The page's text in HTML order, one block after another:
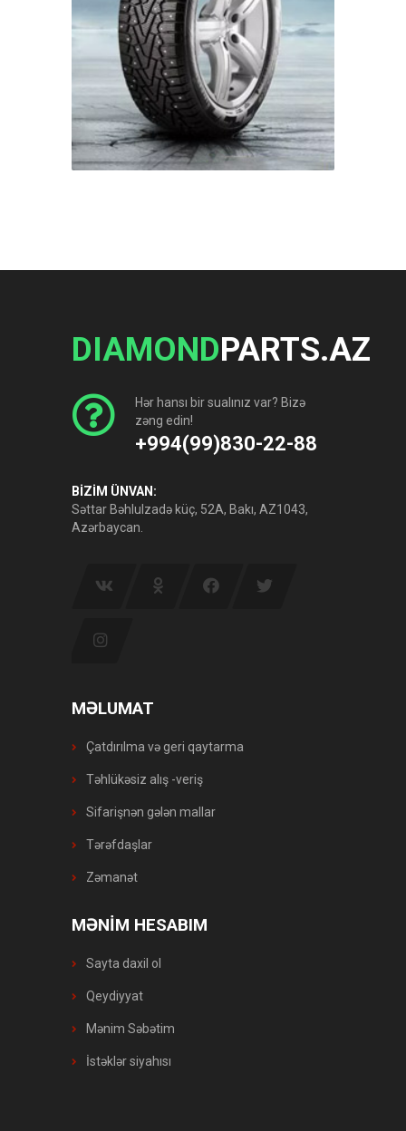
DIAMONDPARTS.AZ
Hər hansı bir sualınız var? Bizə
zəng edin!
+994(99)830-22-88
BİZİM ÜNVAN:
Səttar Bəhlulzadə küç, 52A, Bakı, AZ1043,
Azərbaycan.
MƏLUMAT
Çatdırılma və geri qaytarma
Təhlükəsiz alış -veriş
Sifarişnən gələn mallar
Tərəfdaşlar
Zəmanət
MƏNİM HESABIM
Sayta daxil ol
Qeydiyyat
Mənim Səbətim
İstəklər siyahısı